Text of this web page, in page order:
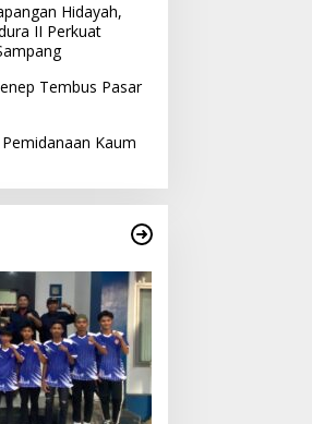
PPD Desak PLN Madura
Evaluasi Program Lisdes
Sumenep, Ini Sebabnya
Hidayah,
II Perkuat
Tembus Pasar
Kaum